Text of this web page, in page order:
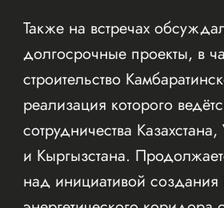
Также на встречах
долгосрочные проекты, в
строительство
реализация которого
сотрудничества Казахстана,
и Кыргызстана.
над инициативой создания